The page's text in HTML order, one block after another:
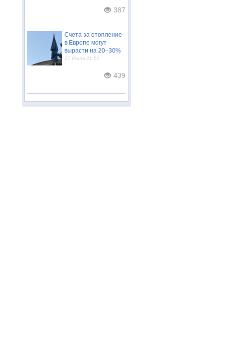
387
Счета за отопление
в Европе могут
вырасти на 20–30%
27 Июля 21:50
439